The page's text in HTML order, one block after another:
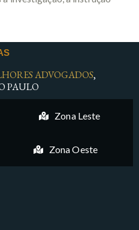
ADVOGADOS,
PAULO
Zona Leste
Zona Oeste